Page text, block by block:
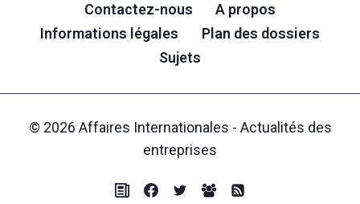
Contactez-nous
A propos
Informations légales
Plan des dossiers
Sujets
© 2026 Affaires Internationales - Actualités des
entreprises